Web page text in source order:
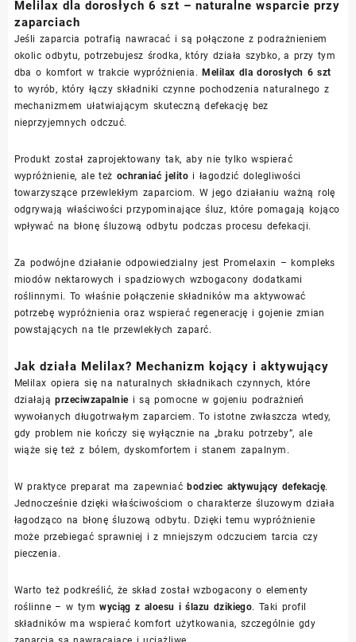
Melilax dla dorosłych 6 szt – naturalne wsparcie przy
zaparciach
Jeśli zaparcia potrafią nawracać i są połączone z podrażnieniem
okolic odbytu, potrzebujesz środka, który działa szybko, a przy tym
dba o komfort w trakcie wypróżnienia.Melilax dla dorosłych 6 szt
to wyrób, który łączy składniki czynne pochodzenia naturalnego z
mechanizmem ułatwiającym skuteczną defekację bez
nieprzyjemnych odczuć.
Produkt został zaprojektowany tak, aby nie tylko wspierać
wypróżnienie, ale też ochraniać jelito i łagodzić dolegliwości
towarzyszące przewlekłym zaparciom. W jego działaniu ważną rolę
odgrywają właściwości przypominające śluz, które pomagają kojąco
wpływać na błonę śluzową odbytu podczas procesu defekacji.
Za podwójne działanie odpowiedzialny jest Promelaxin – kompleks
miodów nektarowych i spadziowych wzbogacony dodatkami
roślinnymi. To właśnie połączenie składników ma aktywować
potrzebę wypróżnienia oraz wspierać regenerację i gojenie zmian
powstających na tle przewlekłych zaparć.
Jak działa Melilax? Mechanizm kojący i aktywujący
Melilax opiera się na naturalnych składnikach czynnych, które
działająprzeciwzapalniei są pomocne w gojeniu podrażnień
wywołanych długotrwałym zaparciem. To istotne zwłaszcza wtedy,
gdy problem nie kończy się wyłącznie na „braku potrzeby”, ale
wiąże się też z bólem, dyskomfortem i stanem zapalnym.
W praktyce preparat ma zapewniaćbodziec aktywujący defekację.
Jednocześnie dzięki właściwościom o charakterze śluzowym działa
łagodząco na błonę śluzową odbytu. Dzięki temu wypróżnienie
może przebiegać sprawniej i z mniejszym odczuciem tarcia czy
pieczenia.
Warto też podkreślić, że skład został wzbogacony o elementy
roślinne – w tymwyciąg z aloesu i ślazu dzikiego. Taki profil
składników ma wspierać komfort użytkowania, szczególnie gdy